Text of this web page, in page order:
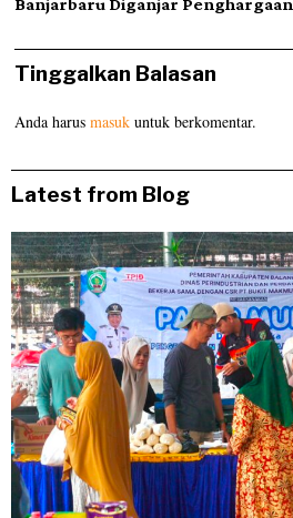
Banjarbaru Diganjar Penghargaan
Tinggalkan Balasan
Anda harusmasuk untuk berkomentar.
Latest from Blog